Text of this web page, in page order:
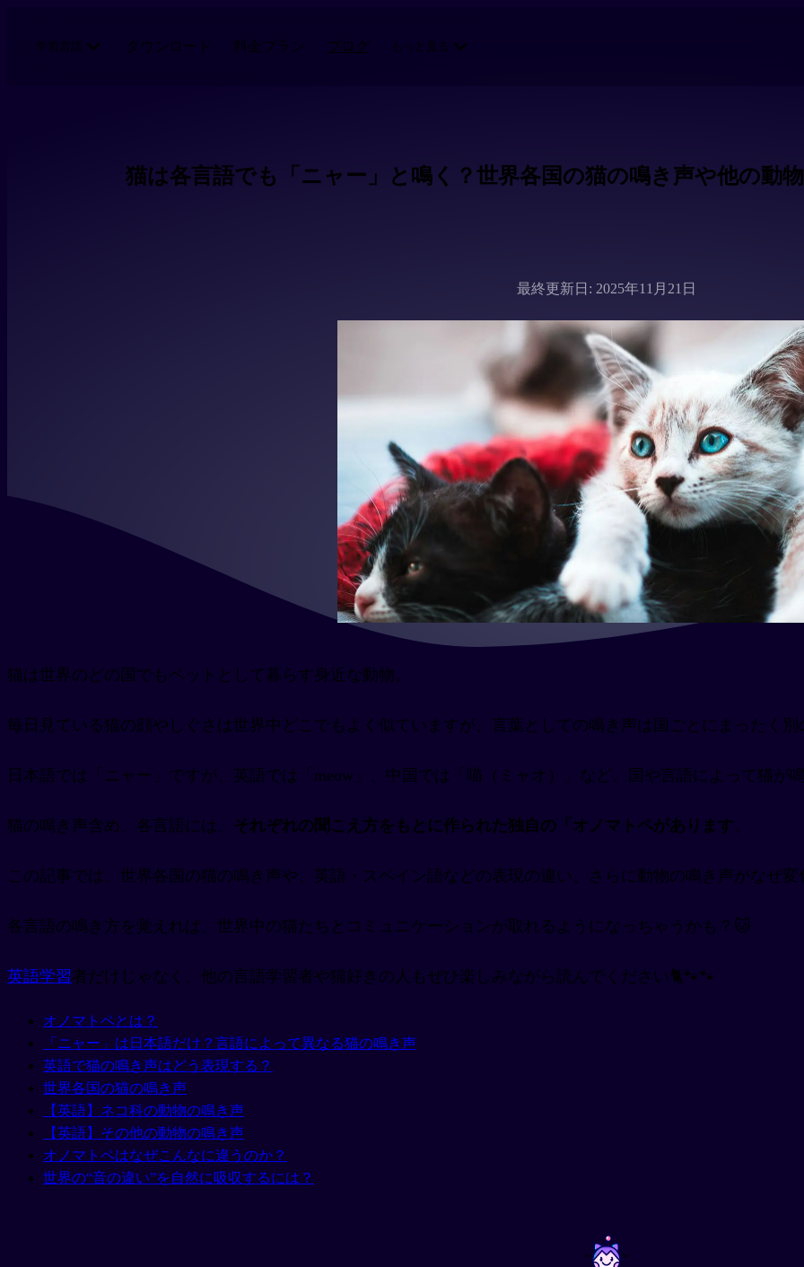
学習言語 ダウンロード 料金プラン ブログ もっと見る
猫は各言語でも「ニャー」と鳴く？世界各国の猫の鳴き声や他の動
最終更新日: 2025年11月21日
猫は世界のどの国でもペットとして暮らす身近な動物。
毎日見ている猫の顔やしぐさは世界中どこでもよく似ていますが、言葉としての鳴き声は国ごとにまったく別
日本語では「ニャー」ですが、英語では「meow」、中国では「喵（ミャオ）」など、国や言語によって猫が
猫の鳴き声含め、各言語には、 それぞれの聞こえ方をもとに作られた独自の「オノマトペがあります。
この記事では、世界各国の猫の鳴き声や、英語・スペイン語などの表現の違い、さらに動物の鳴き声がなぜ
各言語の鳴き方を覚えれば、世界中の猫たちとコミュニケーションが取れるようになっちゃうかも？🐱
英語学習者だけじゃなく、他の言語学習者や猫好きの人もぜひ楽しみながら読んでください🐈🐾🐾
オノマトペとは？
「ニャー」は日本語だけ？言語によって異なる猫の鳴き声
英語で猫の鳴き声はどう表現する？
世界各国の猫の鳴き声
【英語】ネコ科の動物の鳴き声
【英語】その他の動物の鳴き声
オノマトペはなぜこんなに違うのか？
世界の“音の違い”を自然に吸収するには？
~ ~